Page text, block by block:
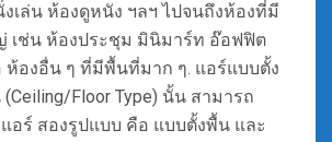
เล่น ห้องดูหนัง ฯลฯ ไปจนถึงห้องที่มี
เช่น ห้องประชุม มินิมาร์ท อ๊อฟฟิต
ห้องอื่น ๆ ที่มีพื้นที่มาก ๆ. แอร์แบบตั้ง
Floor Type) นั้น สามารถ
อร์ สองรูปแบบ คือ แบบตั้งพื้น และ